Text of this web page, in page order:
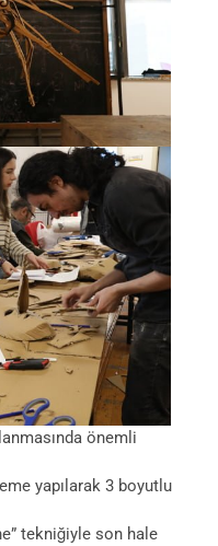
önemli
yapılarak 3 boyutlu
tekniğiyle son hale